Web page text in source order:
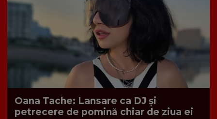
Oana Tache: Lansare ca DJ și
petrecere de pomină chiar de ziua ei